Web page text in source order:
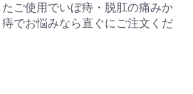
ご使用でいぼ痔・脱肛の痛みか
でお悩みなら直ぐにご注文くだ